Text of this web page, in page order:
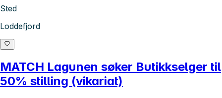
Sted
Loddefjord
MATCH Lagunen søker Butikkselger til
50% stilling (vikariat)